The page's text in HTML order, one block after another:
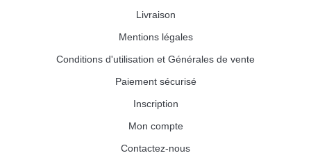
Livraison
Mentions légales
Conditions d'utilisation et Générales de vente
Paiement sécurisé
Inscription
Mon compte
Contactez-nous